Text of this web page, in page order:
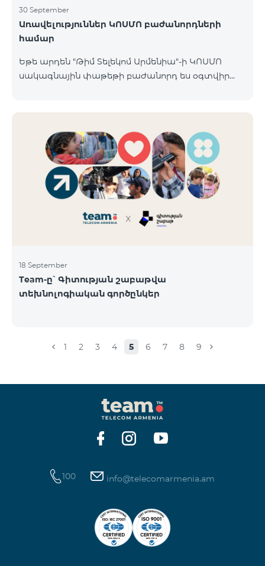
30 September
Առավելություններ ԿՈՍՄՈ բաժանորդների
համար
Եթե արդեն "Թիմ Տելեկոմ Արմենիա"-ի ԿՈՍՄՈ
սակագնային փաթեթի բաժանորդ ես օգտվիր
մեկ հպումով ու անսպառ ինտերնետով Smart
Place-ի Aqara սարքավորումներով։ ԿՈՍՄՈ
ծառայությունների փաթեթների գործող բոլոր
բաժանորդները ունեն հնարավորություն ձեռք
բերելու Aqara ապրանքանիշի խելացի
սարքավորումները հատուկ պայմաններով։
Սարքավորումները հասանելի են HomPlex-ի team
18 September
Team-ը՝ Գիտության շաբաթվա
տեխնոլոգիական գործընկեր
1 2 3 4 5 6 7 8 9
100 info@telecomarmenia.am